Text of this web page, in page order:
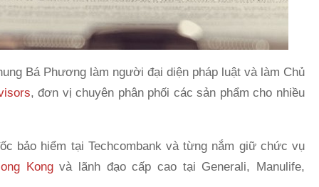
Bá Phương làm người đại diện pháp luật và làm Chủ
, đơn vị chuyên phân phối các sản phẩm cho nhiều
bảo hiểm tại Techcombank và từng nắm giữ chức vụ
Kongvà lãnh đạo cấp cao tại Generali, Manulife,